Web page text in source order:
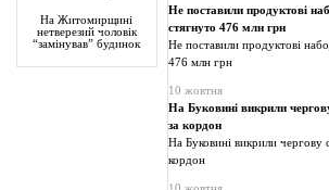
На Житомирщині
нетверезий чоловік
“замінував” будинок
Не поставили продуктові
стягнуто 476 млн грн
Не поставили продуктові
476 млн грн
10 жовтня
На Буковині викрили
за кордон
На Буковині викрили чергову
кордон